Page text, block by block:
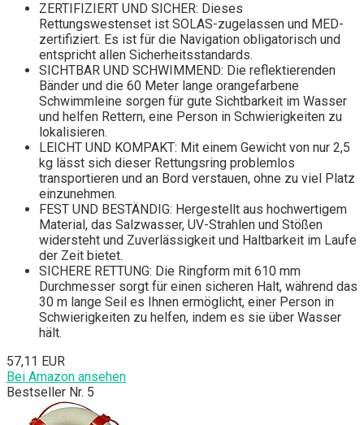
ZERTIFIZIERT UND SICHER: Dieses
Rettungswestenset ist SOLAS-zugelassen und MED-
zertifiziert. Es ist für die Navigation obligatorisch und
entspricht allen Sicherheitsstandards.
SICHTBAR UND SCHWIMMEND: Die reflektierenden
Bänder und die 60 Meter lange orangefarbene
Schwimmleine sorgen für gute Sichtbarkeit im Wasser
und helfen Rettern, eine Person in Schwierigkeiten zu
lokalisieren.
LEICHT UND KOMPAKT: Mit einem Gewicht von nur 2,5
kg lässt sich dieser Rettungsring problemlos
transportieren und an Bord verstauen, ohne zu viel Platz
einzunehmen.
FEST UND BESTÄNDIG: Hergestellt aus hochwertigem
Material, das Salzwasser, UV-Strahlen und Stößen
widersteht und Zuverlässigkeit und Haltbarkeit im Laufe
der Zeit bietet.
SICHERE RETTUNG: Die Ringform mit 610 mm
Durchmesser sorgt für einen sicheren Halt, während das
30 m lange Seil es Ihnen ermöglicht, einer Person in
Schwierigkeiten zu helfen, indem es sie über Wasser
hält.
57,11 EUR
Bei Amazon ansehen
Bestseller Nr. 5